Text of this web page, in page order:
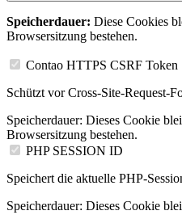
Speicherdauer: Diese Cookies
Browsersitzung bestehen.
Contao HTTPS CSRF Token
Schützt vor Cross-Site-Request-
Speicherdauer: Dieses Cookie
Browsersitzung bestehen.
PHP SESSION ID
Speichert die aktuelle PHP-
Speicherdauer: Dieses Cookie